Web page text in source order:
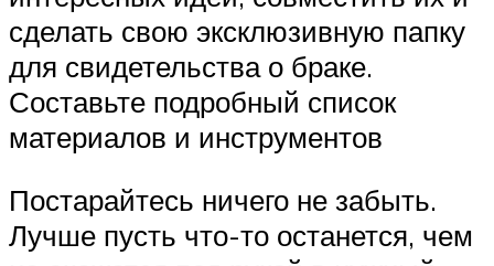
сделать свою эксклюзивную папку
для свидетельства о браке.
Составьте подробный список
материалов и инструментов
Постарайтесь ничего не забыть.
Лучше пусть что-то останется, чем